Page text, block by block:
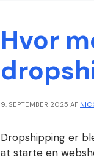
Hvor
9. SEPTEMBER 2025 AF
Dropshipping er
at starte en